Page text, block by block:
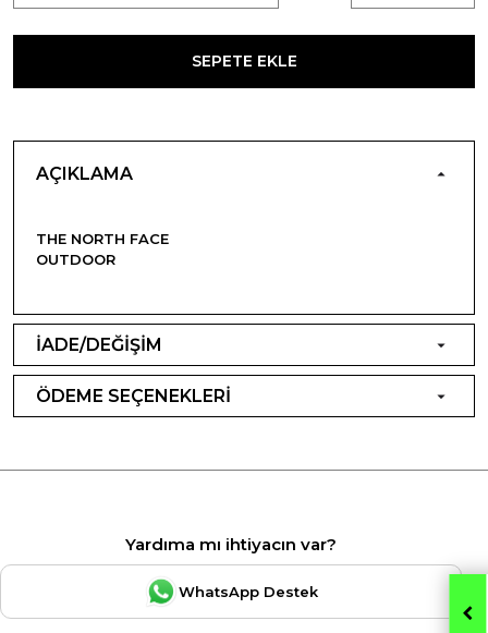
SEPETE EKLE
AÇIKLAMA
THE NORTH FACE
OUTDOOR
İADE/DEĞİŞİM
ÖDEME SEÇENEKLERİ
Yardıma mı ihtiyacın var?
WhatsApp Destek